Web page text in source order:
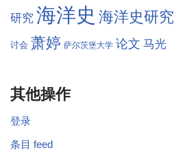
研究 海洋史 海洋史研究
讨会 萧婷 萨尔茨堡大学 论文 马光
其他操作
登录
条目 feed